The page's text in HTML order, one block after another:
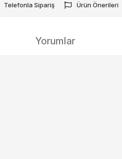
Telefonla Sipariş Ürün Önerileri
Yorumlar